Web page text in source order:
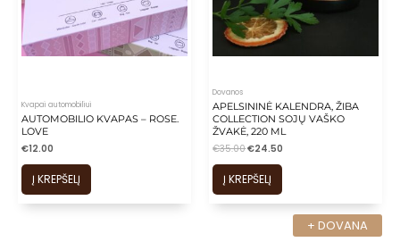
+ DOVANA
Kvapai automobiliui
AUTOMOBILIO KVAPAS – ROSE.
LOVE
€12.00
Į KREPŠELĮ
Dovanos
APELSININĖ KALENDRA, ŽIBA
COLLECTION SOJŲ VAŠKO
ŽVAKĖ, 220 ML
€35.00€24.50
Į KREPŠELĮ